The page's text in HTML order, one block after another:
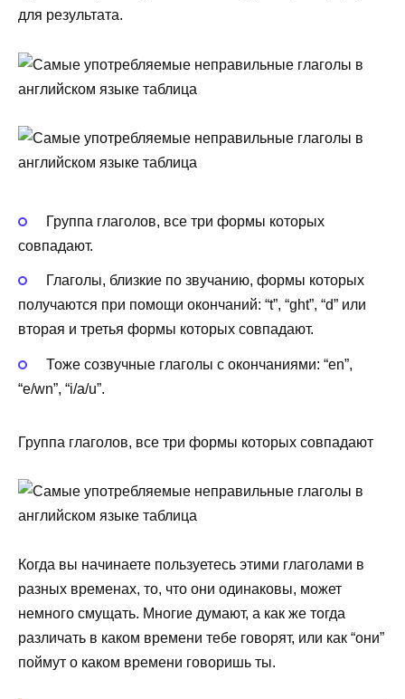
для результата.
Группа глаголов, все три формы которых
совпадают.
Глаголы, близкие по звучанию, формы которых
получаются при помощи окончаний: “t”, “ght”, “d” или
вторая и третья формы которых совпадают.
Тоже созвучные глаголы с окончаниями: “en”,
“e/wn”, “i/a/u”.
Группа глаголов, все три формы которых совпадают
Когда вы начинаете пользуетесь этими глаголами в
разных временах, то, что они одинаковы, может
немного смущать. Многие думают, а как же тогда
различать в каком времени тебе говорят, или как “они”
поймут о каком времени говоришь ты.